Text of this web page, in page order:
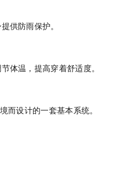
供防雨保护。
体温，提高穿着舒适度。
而设计的一套基本系统。